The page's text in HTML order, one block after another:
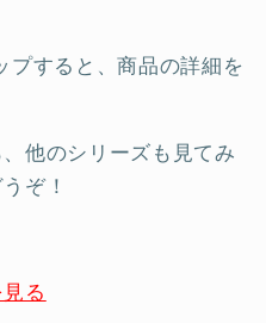
プすると、商品の詳細を
他のシリーズも見てみ
ぞ！
る